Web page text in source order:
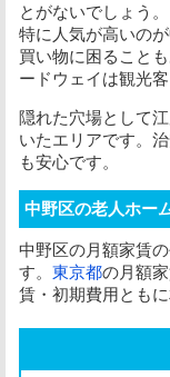
とがないでしょう。
特に人気が高いの
買い物に困ること
ードウェイは観光
隠れた穴場として
いたエリアです。
も安心です。
中野区の老人ホー
中野区の月額家賃
す。 東京都の月額
賃 ・ 初期費用とも